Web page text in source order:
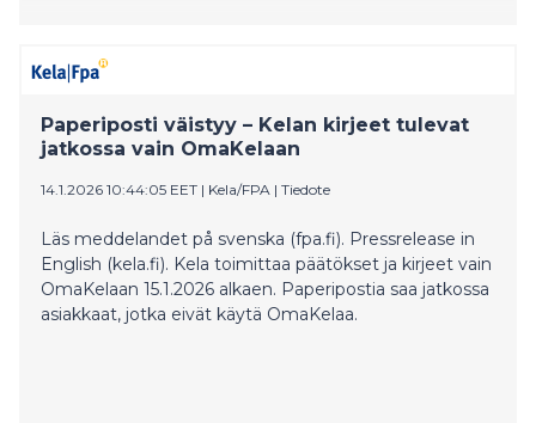
Paperiposti väistyy – Kelan kirjeet tulevat
jatkossa vain OmaKelaan
14.1.2026 10:44:05 EET | Kela/FPA | Tiedote
Läs meddelandet på svenska (fpa.fi). Pressrelease in
English (kela.fi). Kela toimittaa päätökset ja kirjeet vain
OmaKelaan 15.1.2026 alkaen. Paperipostia saa jatkossa
asiakkaat, jotka eivät käytä OmaKelaa.